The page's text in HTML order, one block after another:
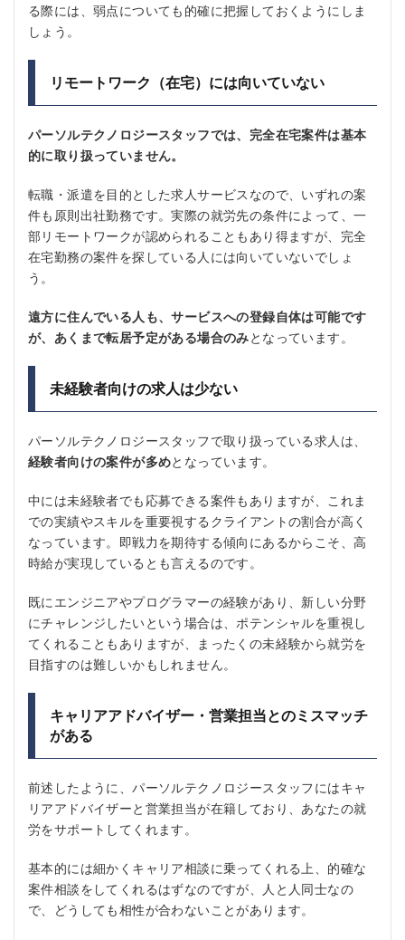
る際には、弱点についても的確に把握しておくようにしま
しょう。
リモートワーク（在宅）には向いていない
パーソルテクノロジースタッフでは、完全在宅案件は基本
的に取り扱っていません。
転職・派遣を目的とした求人サービスなので、いずれの案
件も原則出社勤務です。実際の就労先の条件によって、一
部リモートワークが認められることもあり得ますが、完全
在宅勤務の案件を探している人には向いていないでしょ
う。
遠方に住んでいる人も、サービスへの登録自体は可能です
が、あくまで転居予定がある場合のみとなっています。
未経験者向けの求人は少ない
パーソルテクノロジースタッフで取り扱っている求人は、
経験者向けの案件が多めとなっています。
中には未経験者でも応募できる案件もありますが、これま
での実績やスキルを重要視するクライアントの割合が高く
なっています。即戦力を期待する傾向にあるからこそ、高
時給が実現しているとも言えるのです。
既にエンジニアやプログラマーの経験があり、新しい分野
にチャレンジしたいという場合は、ポテンシャルを重視し
てくれることもありますが、まったくの未経験から就労を
目指すのは難しいかもしれません。
キャリアアドバイザー・営業担当とのミスマッチ
がある
前述したように、パーソルテクノロジースタッフにはキャ
リアアドバイザーと営業担当が在籍しており、あなたの就
労をサポートしてくれます。
基本的には細かくキャリア相談に乗ってくれる上、的確な
案件相談をしてくれるはずなのですが、人と人同士なの
で、どうしても相性が合わないことがあります。